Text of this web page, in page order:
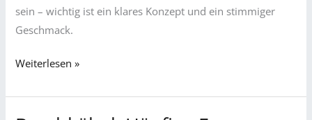
sein – wichtig ist ein klares Konzept und ein stimmiger
Geschmack.
besonders
Weiterlesen »